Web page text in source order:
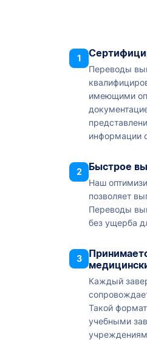
1
Переводы
имеющими
информации
2 Быстрое
Наш
позволяет
Переводы
без ущерба
3
Каждый
Такой
учебными